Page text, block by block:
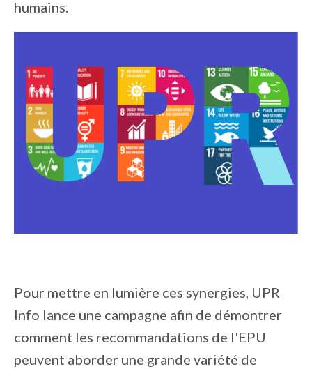
humains.
Pour mettre en lumière ces synergies, UPR
Info lance une campagne afin de démontrer
comment les recommandations de l'EPU
peuvent aborder une grande variété de